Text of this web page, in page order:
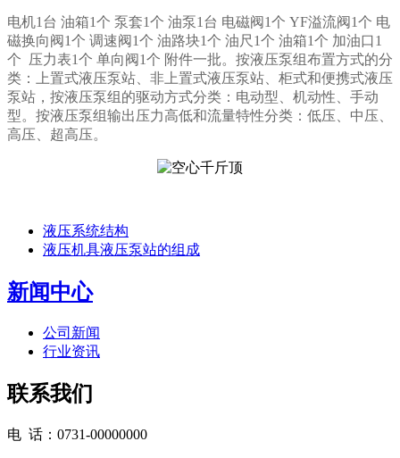
电机1台 油箱1个 泵套1个 油泵1台 电磁阀1个 YF溢流阀1个 电
磁换向阀1个 调速阀1个 油路块1个 油尺1个 油箱1个 加油口1
个 压力表1个 单向阀1个 附件一批。按液压泵组布置方式的分
类：上置式液压泵站 、非上置式液压泵站 、柜式和便携式液压
泵站 ，按液压泵组的驱动方式分类：电动型、机动性、手动
型。按液压泵组输出压力高低和流量特性分类：低压、中压、
高压、超高压。
液压系统结构
液压机具液压泵站的组成
新闻中心
公司新闻
行业资讯
联系我们
电 话：0731-00000000